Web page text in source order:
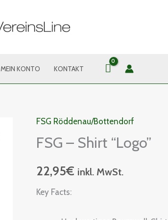
MEIN KONTO KONTAKT
FSG Röddenau/Bottendorf
FSG – Shirt “Logo”
22,95€ inkl. MwSt.
Key Facts:
FSG
-
"Logo"